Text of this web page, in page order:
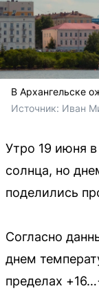
В Архангельске
Источник: Иван
Утро 19 июня в
солнца, но
поделились
Согласно
днем
пределах